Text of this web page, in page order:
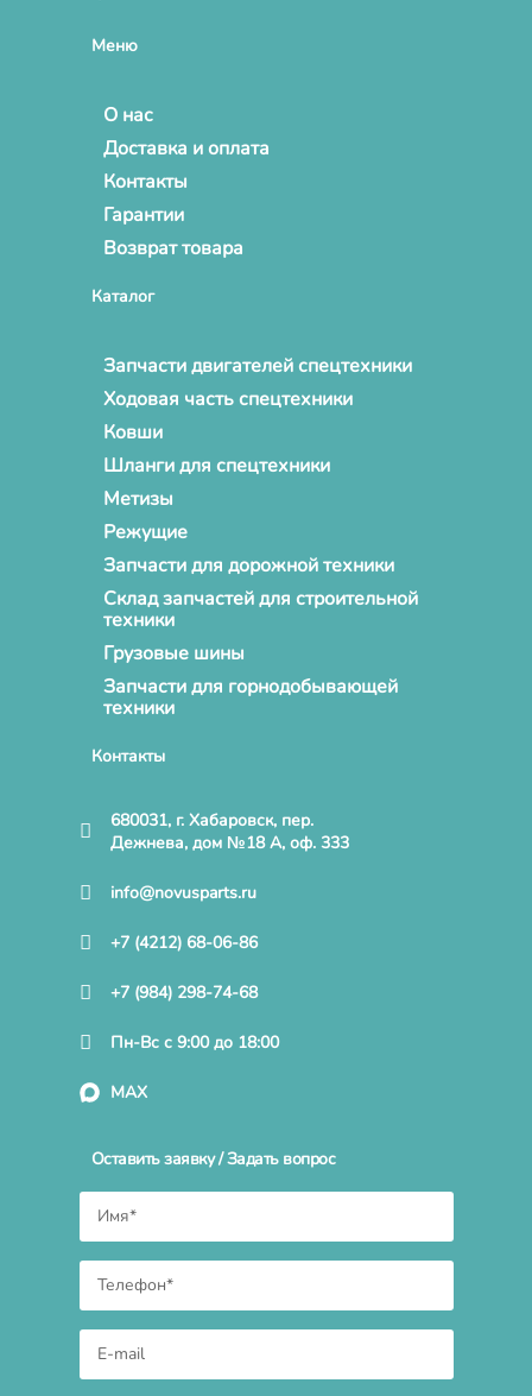
Меню
О нас
Доставка и оплата
Контакты
Гарантии
Возврат товара
Каталог
Запчасти двигателей спецтехники
Ходовая часть спецтехники
Ковши
Шланги для спецтехники
Метизы
Режущие
Запчасти для дорожной техники
Склад запчастей для строительной
техники
Грузовые шины
Запчасти для горнодобывающей
техники
Контакты
680031, г. Хабаровск, пер.
Дежнева, дом №18 А, оф. 333
info@novusparts.ru
+7 (4212) 68-06-86
+7 (984) 298-74-68
Пн-Вс с 9:00 до 18:00
MAX
Оставить заявку / Задать вопрос